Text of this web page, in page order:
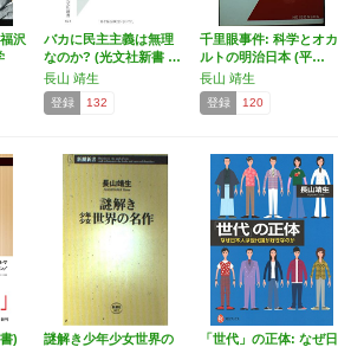
沢
バカに民主主義は無理
なのか? (光文社新書 …
長山 靖生
登録 132
千里眼事件: 科学とオカ
ルトの明治日本 (平…
長山 靖生
登録 120
)
謎解き少年少女世界の
「世代」の正体: なぜ日